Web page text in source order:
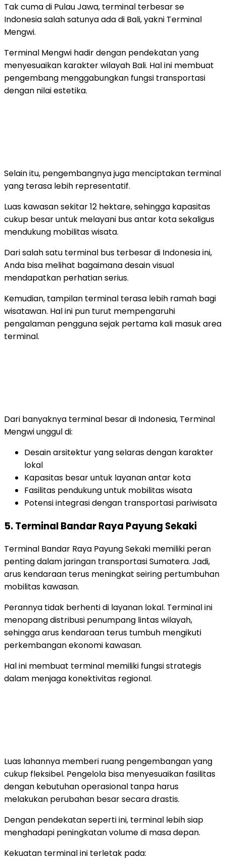
Tak cuma di Pulau Jawa, terminal terbesar se
Indonesiasalah satunya ada di Bali, yakni Terminal
Mengwi.
Terminal Mengwi hadir dengan pendekatan yang
menyesuaikan karakter wilayah Bali. Hal ini membuat
pengembang menggabungkan fungsi transportasi
dengan nilai estetika.
Selain itu, pengembangnya juga menciptakan terminal
yang terasa lebih representatif.
Luas kawasan sekitar 12 hektare, sehingga kapasitas
cukup besar untuk melayani bus antar kota sekaligus
mendukung mobilitas wisata.
Dari salah satu terminal bus terbesar di Indonesiaini,
Anda bisa melihat bagaimana desain visual
mendapatkan perhatian serius.
Kemudian, tampilan terminal terasa lebih ramah bagi
wisatawan. Hal ini pun turut mempengaruhi
pengalaman pengguna sejak pertama kali masuk area
terminal.
Dari banyaknya terminal besar di Indonesia, Terminal
Mengwi unggul di:
Desain arsitektur yang selaras dengan karakter
lokal
Kapasitas besar untuk layanan antar kota
Fasilitas pendukung untuk mobilitas wisata
Potensi integrasi dengan transportasi pariwisata
5. Terminal Bandar Raya Payung Sekaki
Terminal Bandar Raya Payung Sekaki memiliki peran
penting dalam jaringan transportasi Sumatera. Jadi,
arus kendaraan terus meningkat seiring pertumbuhan
mobilitas kawasan.
Perannya tidak berhenti di layanan lokal. Terminal ini
menopang distribusi penumpang lintas wilayah,
sehingga arus kendaraan terus tumbuh mengikuti
perkembangan ekonomi kawasan.
Hal ini membuat terminal memiliki fungsi strategis
dalam menjaga konektivitas regional.
Luas lahannya memberi ruang pengembangan yang
cukup fleksibel. Pengelola bisa menyesuaikan fasilitas
dengan kebutuhan operasional tanpa harus
melakukan perubahan besar secara drastis.
Dengan pendekatan seperti ini, terminal lebih siap
menghadapi peningkatan volume di masa depan.
Kekuatan terminal ini terletak pada: